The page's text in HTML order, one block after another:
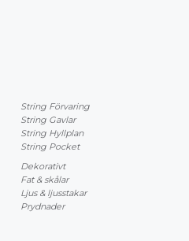
String Förvaring
String Gavlar
String Hyllplan
String Pocket
Dekorativt
Fat & skålar
Ljus & ljusstakar
Prydnader